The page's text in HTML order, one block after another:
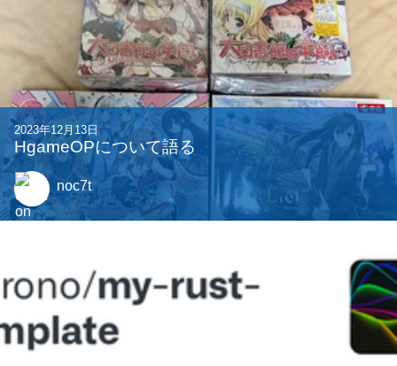
2023年12月13日
HgameOPについて語る
noc7t